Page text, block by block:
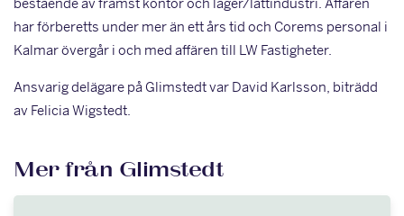
har förberetts under mer än ett års tid och Corems personal i
Kalmar övergår i och med affären till LW Fastigheter.
Ansvarig delägare på Glimstedt var David Karlsson, biträdd
av Felicia Wigstedt.
Mer från Glimstedt